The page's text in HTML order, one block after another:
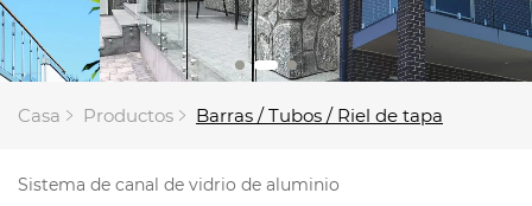
Casa Productos Barras / Tubos / Riel de tapa
Sistema de canal de vidrio de aluminio